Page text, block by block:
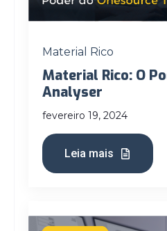
Material Rico
Material Rico: O
Analyser
fevereiro 19, 2024
Leia mais